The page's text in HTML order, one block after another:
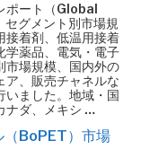
ポート（Global
グメント別市場規
接着剤、低温用接着
学薬品、電気・電子
市場規模、国内外の
ア、販売チャネルな
いました。地域・国
ナダ、メキシ …
（BoPET）市場